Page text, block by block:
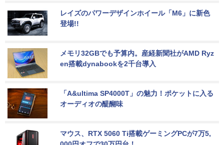
レイズのパワーデザインホイール「M6」に新色
登場!!
メモリ32GBでも予算内。産経新聞社がAMD Ryz
en搭載dynabookを2千台導入
「A&ultima SP4000T」の魅力！ポケットに入る
オーディオの醍醐味
マウス、RTX 5060 Ti搭載ゲーミングPCが7万5,